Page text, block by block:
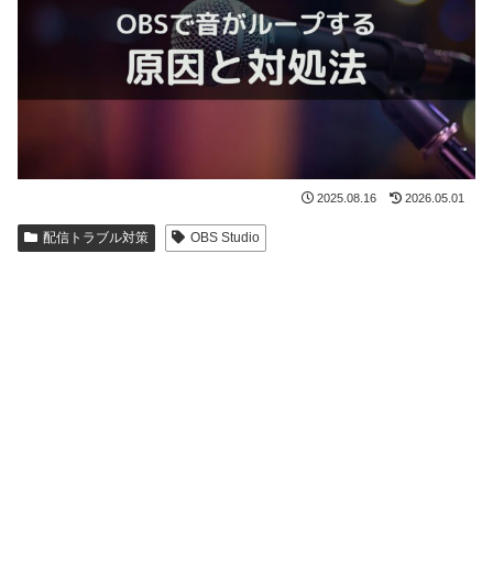
2025.08.16 2026.05.01
配信トラブル対策 OBS Studio